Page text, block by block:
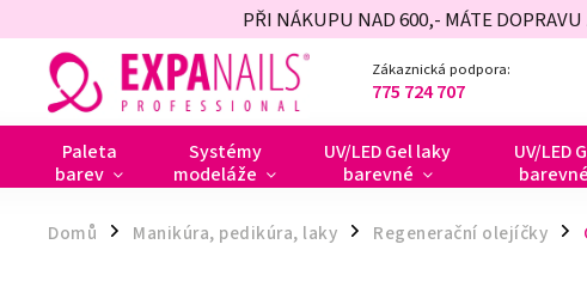
PŘI NÁKUPU NAD 600,- MÁTE
Zákaznická podpora:
775 724 707
Paleta
barev
Systémy
modeláže
UV/LED Gel laky
barevné
UV/LED
barevné
Domů / Manikúra, pedikúra, laky / Regenerační olejíčky /